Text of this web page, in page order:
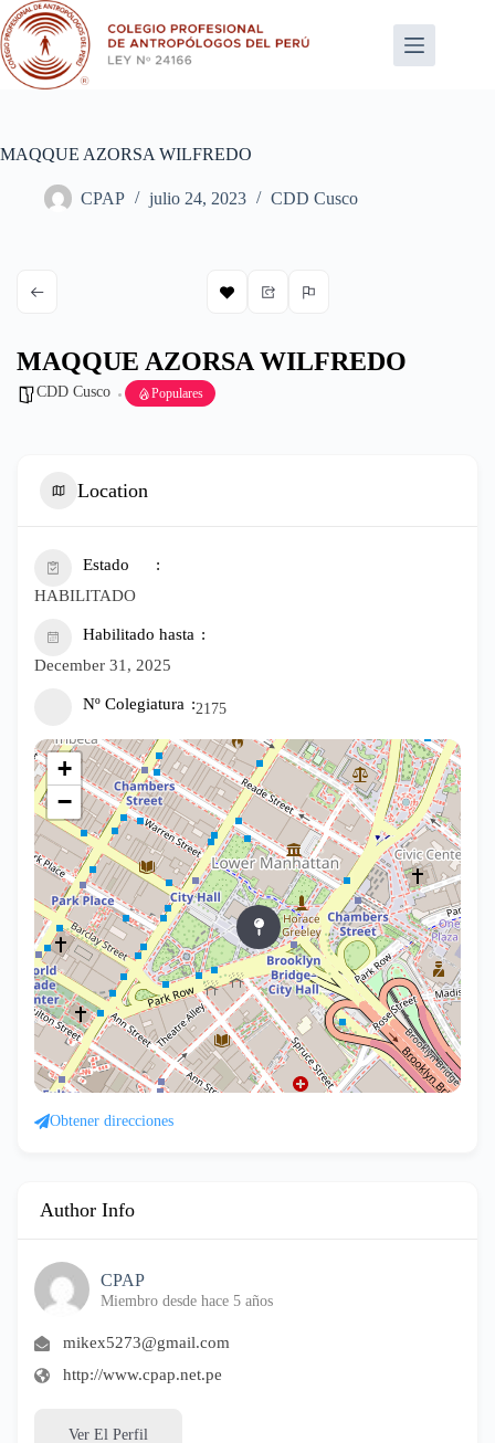
Saltar
al
contenido
MAQQUE AZORSA WILFREDO
CPAP julio 24, 2023 CDD Cusco
MAQQUE AZORSA WILFREDO
CDD Cusco Populares
Location
Estado
HABILITADO
Habilitado hasta
December 31, 2025
Nº Colegiatura 2175
+
−
Obtener direcciones
Author Info
CPAP
Miembro desde hace 5 años
mikex5273@gmail.com
http://www.cpap.net.pe
Ver El Perfil